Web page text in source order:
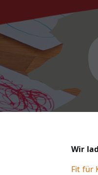
Wir
Fit für